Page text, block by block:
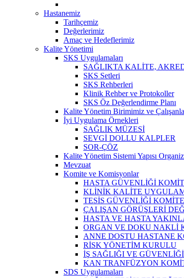
Hastanemiz
Tarihçemiz
Değerlerimiz
Amaç ve Hedeflerimiz
Kalite Yönetimi
SKS Uygulamaları
SAĞLIKTA KALİTE,
SKS Setleri
SKS Rehberleri
Klinik Rehber ve Protokoller
SKS Öz Değerlendirme Planı
Kalite Yönetim Birimimiz ve
İyi Uygulama Örnekleri
SAĞLIK MÜZESİ
SEVGİ DOLLU KALPLER
SOR-ÇÖZ
Kalite Yönetim Sistemi Yapısı
Mevzuat
Komite ve Komisyonlar
HASTA GÜVENLİĞİ
KLİNİK KALİTE
TESİS GÜVENLİĞİ
ÇALIŞAN GÖRÜŞLERİ
HASTA VE HASTA
ORGAN VE DOKU NAKLİ
ANNE DOSTU HASTANE
RİSK YÖNETİM KURULU
İŞ SAĞLIĞI VE
KAN TRANFÜZYON
SDS Uygulamaları